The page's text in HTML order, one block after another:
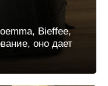
Bieffee,
оно дает